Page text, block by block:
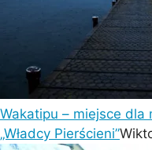
Wakatipu – miejsce dla
„Władcy Pierścieni”